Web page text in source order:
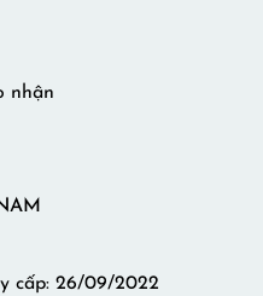
nhận
cấp: 26/09/2022